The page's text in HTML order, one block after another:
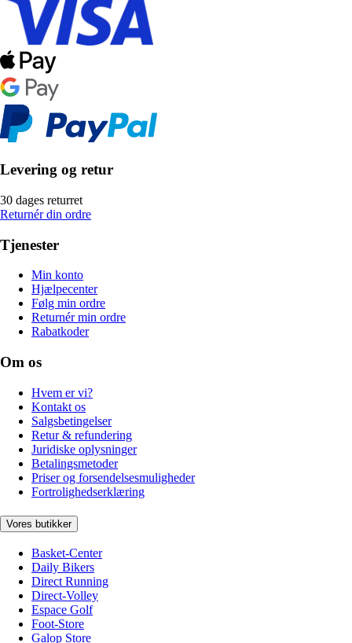
Levering og retur
30 dages returret
Returnér din ordre
Tjenester
Min konto
Hjælpecenter
Følg min ordre
Returnér min ordre
Rabatkoder
Om os
Hvem er vi?
Kontakt os
Salgsbetingelser
Retur & refundering
Juridiske oplysninger
Betalingsmetoder
Priser og forsendelsesmuligheder
Fortrolighedserklæring
Vores butikker
Basket-Center
Daily Bikers
Direct Running
Direct-Volley
Espace Golf
Foot-Store
Galop Store